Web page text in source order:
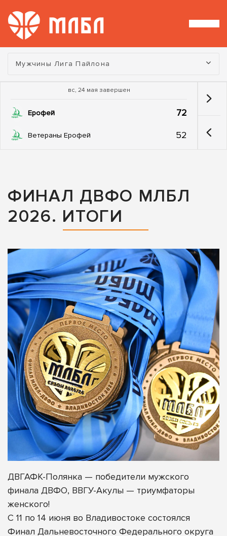
Турнир:
Мужчины Лига Пайлона
вс, 24 мая завершен
Ерофей 72
Ветераны Ерофей 52
ФИНАЛ ДВФО МЛБЛ
2026. ИТОГИ
ДВГАФК-Полянка — победители мужского
финала ДВФО, ВВГУ-Акулы — триумфаторы
женского!
С 11 по 14 июня во Владивостоке состоялся
Финал Дальневосточного Федерального округа